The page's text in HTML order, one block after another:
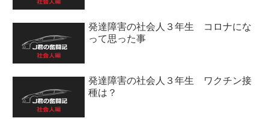
発達障害の社会人３年生 コロナにな
って思った事
発達障害の社会人３年生 ワクチン接
種は？